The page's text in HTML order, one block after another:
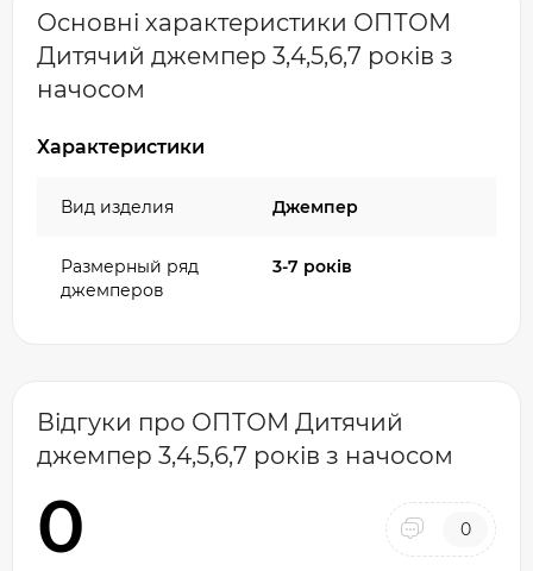
Основні характеристики ОПТОМ
Дитячий джемпер 3,4,5,6,7 років з
начосом
Характеристики
Вид изделия Джемпер
Размерный ряд
джемперов
3-7 років
Відгуки про ОПТОМ Дитячий
джемпер 3,4,5,6,7 років з начосом
0 0